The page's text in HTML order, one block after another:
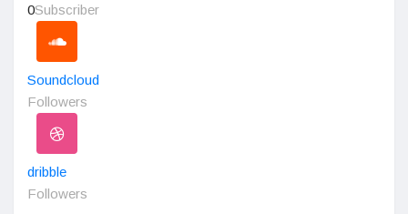
0Subscriber
Soundcloud
Followers
dribble
Followers